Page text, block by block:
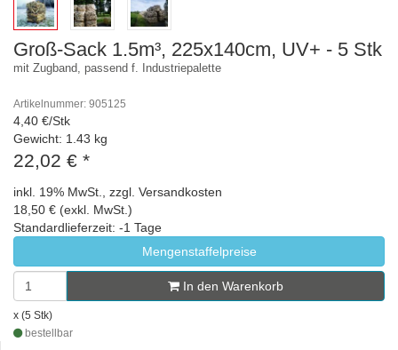
Groß-Sack 1.5m³, 225x140cm, UV+ - 5 Stk
mit Zugband, passend f. Industriepalette
Artikelnummer: 905125
4,40 €/Stk
Gewicht: 1.43 kg
22,02 € *
inkl. 19% MwSt., zzgl. Versandkosten
18,50 € (exkl. MwSt.)
Standardlieferzeit: -1 Tage
Mengenstaffelpreise
In den Warenkorb
x (5 Stk)
bestellbar